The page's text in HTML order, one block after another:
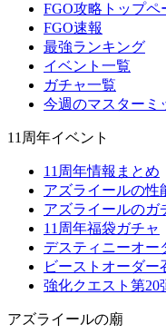
FGO攻略トップペ
FGO速報
最強ランキング
イベント一覧
ガチャ一覧
今週のマスターミ
11周年イベント
11周年情報まとめ
アズライールの性
アズライールのガ
11周年福袋ガチャ
デスティニーオー
ビーストオーダー
強化クエスト第20
アズライールの廟